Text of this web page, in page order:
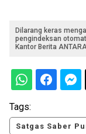
Dilarang keras
pengindeksan
Kantor Berita
Tags:
Satgas Saber